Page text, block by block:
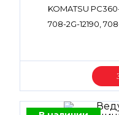
KOMATSU
708-2G-12190,